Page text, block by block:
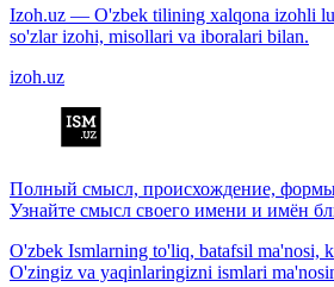
Izoh.uz — O'zbek tilining xalqona izohli
so'zlar izohi, misollari va iboralari bilan.
izoh.uz
Полный смысл, происхождение, формы
Узнайте смысл своего имени и имён
O'zbek Ismlarning to'liq, batafsil ma'nosi,
O'zingiz va yaqinlaringizni ismlari